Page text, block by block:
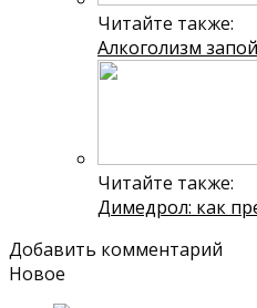
Читайте также:
Алкоголизм
Читайте также:
Димедрол: как
Добавить комментарий
Новое